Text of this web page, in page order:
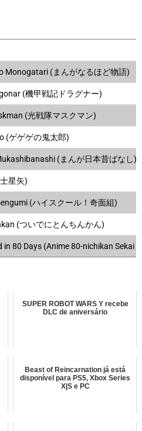
Monogatari (まんがなるほど物語)
(機甲戦記ドラグナー)
(光戦隊マスクマン)
(ゲゲゲの鬼太郎)
(まんが日本昔ばなし)
星矢)
(ハイスクール！奇面組)
(ついでにとんちんかん)
in 80 Days (Anime 80-nichikan Sekai
SUPER ROBOT WARS Y recebe
DLC de aniversário
Beast of Reincarnation já está
disponível para PS5, Xbox Series
X|S e PC